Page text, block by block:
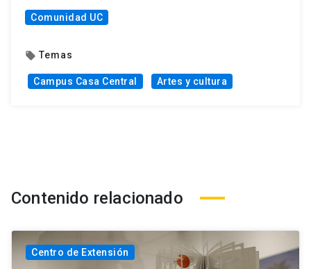
Comunidad UC
local_offer Temas
Campus Casa Central Artes y cultura
Contenido relacionado
Centro de Extensión